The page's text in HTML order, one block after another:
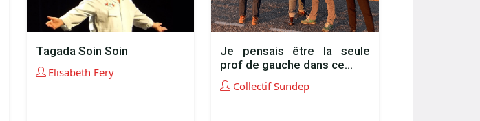
Tagada Soin Soin
Elisabeth Fery
Je pensais être la seule
prof de gauche dans ce...
Collectif Sundep